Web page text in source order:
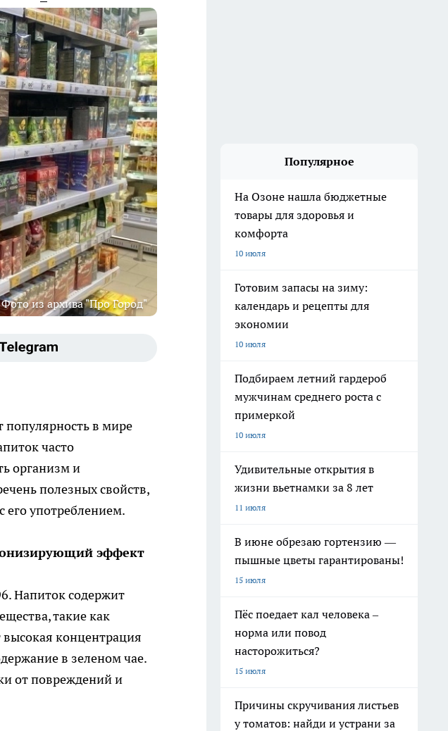
Фото из архива "Про Город"
популярность в мире
часто
организм и
полезных свойств,
употреблением.
эффект
Напиток содержит
такие как
концентрация
в зеленом чае.
от повреждений и
Популярное
На Озоне нашла бюджетные
товары для здоровья и
комфорта
10 июля
Готовим запасы на зиму:
календарь и рецепты для
экономии
10 июля
Подбираем летний гардероб
мужчинам среднего роста с
примеркой
10 июля
Удивительные открытия в
жизни вьетнамки за 8 лет
11 июля
В июне обрезаю гортензию —
пышные цветы гарантированы!
15 июля
Пёс поедает кал человека –
норма или повод
насторожиться?
15 июля
Причины скручивания листьев
у томатов: найди и устрани за